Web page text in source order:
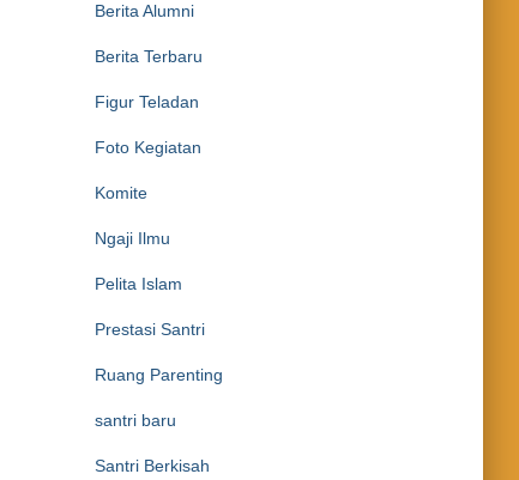
Berita Alumni
Berita Terbaru
Figur Teladan
Foto Kegiatan
Komite
Ngaji Ilmu
Pelita Islam
Prestasi Santri
Ruang Parenting
santri baru
Santri Berkisah